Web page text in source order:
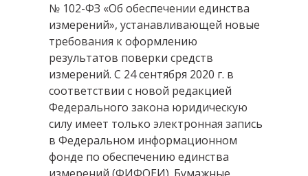
№ 102-ФЗ «Об обеспечении единства
измерений», устанавливающей новые
требования к оформлению
результатов поверки средств
измерений. С 24 сентября 2020 г. в
соответствии с новой редакцией
Федерального закона юридическую
силу имеет только электронная запись
в Федеральном информационном
фонде по обеспечению единства